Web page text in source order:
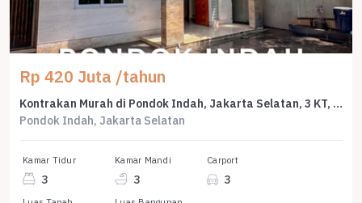
Rp 420 Juta /tahun
Kontrakan Murah di Pondok Indah, Jakarta Selatan, 3 KT, Harga 420 Juta /tahun
Pondok Indah, Jakarta Selatan
Kamar Tidur
3
Kamar Mandi
3
Carport
3